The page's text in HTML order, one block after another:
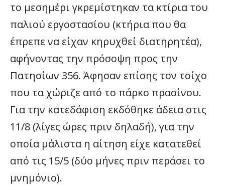
το μεσημέρι γκρεμίστηκαν τα κτίρια του
παλιού εργοστασίου (κτήρια που θα
έπρεπε να είχαν κηρυχθεί διατηρητέα),
αφήνοντας την πρόσοψη προς την
Πατησίων 356. Άφησαν επίσης τον τοίχο
που τα χώριζε από το πάρκο πρασίνου.
Για την κατεδάφιση εκδόθηκε άδεια στις
11/8 (λίγες ώρες πριν δηλαδή), για την
οποία μάλιστα η αίτηση είχε κατατεθεί
από τις 15/5 (δύο μήνες πριν περάσει το
μνημόνιο).